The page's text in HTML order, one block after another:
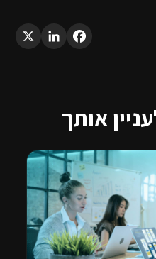
Facebook
LinkedIn
X
אותך